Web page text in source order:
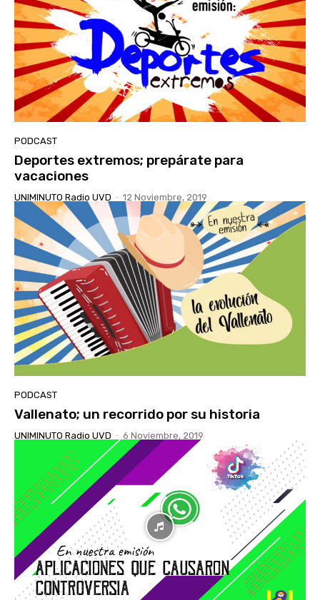
PODCAST
Deportes extremos; prepárate para
vacaciones
UNIMINUTO Radio UVD - 12 Noviembre, 2019
PODCAST
Vallenato; un recorrido por su historia
UNIMINUTO Radio UVD - 6 Noviembre, 2019